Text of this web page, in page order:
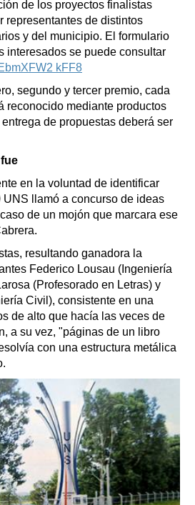
de los proyectos finalistas
representantes de distintos
y del municipio. El formulario
interesados se puede consultar
kFF8
segundo y tercer premio, cada
reconocido mediante productos
de propuestas deberá ser
en la voluntad de identificar
llamó a concurso de ideas
de un mojón que marcara ese
resultando ganadora la
Federico Lousau (Ingeniería
(Profesorado en Letras) y
Civil), consistente en una
de alto que hacía las veces de
a su vez, "páginas de un libro
con una estructura metálica